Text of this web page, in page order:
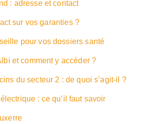
: adresse et contact
sur vos garanties ?
pour vos dossiers santé
et comment y accéder ?
du secteur 2 : de quoi s’agit-il ?
: ce qu’il faut savoir